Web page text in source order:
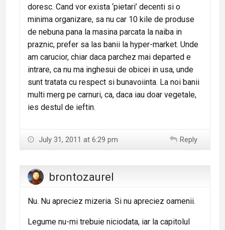
doresc. Cand vor exista ‘pietari’ decenti si o
minima organizare, sa nu car 10 kile de produse
de nebuna pana la masina parcata la naiba in
praznic, prefer sa las banii la hyper-market. Unde
am carucior, chiar daca parchez mai departed e
intrare, ca nu ma inghesui de obicei in usa, unde
sunt tratata cu respect si bunavoiinta. La noi banii
multi merg pe carnuri, ca, daca iau doar vegetale,
ies destul de ieftin.
July 31, 2011 at 6:29 pm Reply
brontozaurel
Nu. Nu apreciez mizeria. Si nu apreciez oamenii.
Legume nu-mi trebuie niciodata, iar la capitolul